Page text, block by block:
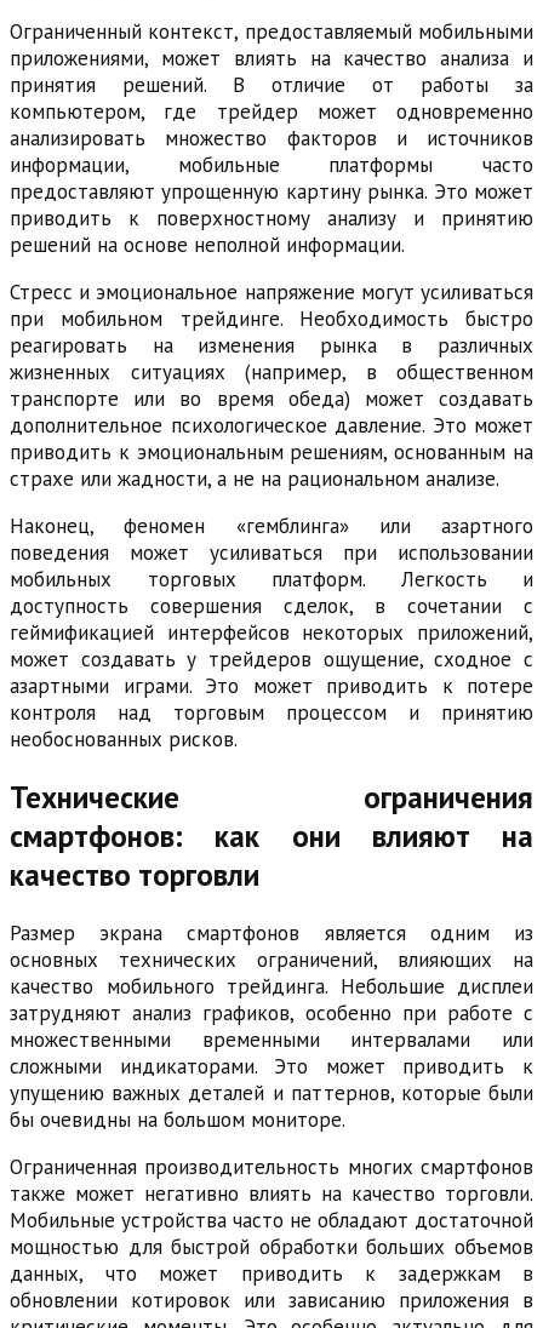
Ограниченный контекст, предоставляемый мобильными
приложениями, может влиять на качество анализа и
принятия решений. В отличие от работы за
компьютером, где трейдер может одновременно
анализировать множество факторов и источников
информации, мобильные платформы часто
предоставляют упрощенную картину рынка. Это может
приводить к поверхностному анализу и принятию
решений на основе неполной информации.
Стресс и эмоциональное напряжение могут усиливаться
при мобильном трейдинге. Необходимость быстро
реагировать на изменения рынка в различных
жизненных ситуациях (например, в общественном
транспорте или во время обеда) может создавать
дополнительное психологическое давление. Это может
приводить к эмоциональным решениям, основанным на
страхе или жадности, а не на рациональном анализе.
Наконец, феномен «гемблинга» или азартного
поведения может усиливаться при использовании
мобильных торговых платформ. Легкость и
доступность совершения сделок, в сочетании с
геймификацией интерфейсов некоторых приложений,
может создавать у трейдеров ощущение, сходное с
азартными играми. Это может приводить к потере
контроля над торговым процессом и принятию
необоснованных рисков.
Технические ограничения
смартфонов: как они влияют на
качество торговли
Размер экрана смартфонов является одним из
основных технических ограничений, влияющих на
качество мобильного трейдинга. Небольшие дисплеи
затрудняют анализ графиков, особенно при работе с
множественными временными интервалами или
сложными индикаторами. Это может приводить к
упущению важных деталей и паттернов, которые были
бы очевидны на большом мониторе.
Ограниченная производительность многих смартфонов
также может негативно влиять на качество торговли.
Мобильные устройства часто не обладают достаточной
мощностью для быстрой обработки больших объемов
данных, что может приводить к задержкам в
обновлении котировок или зависанию приложения в